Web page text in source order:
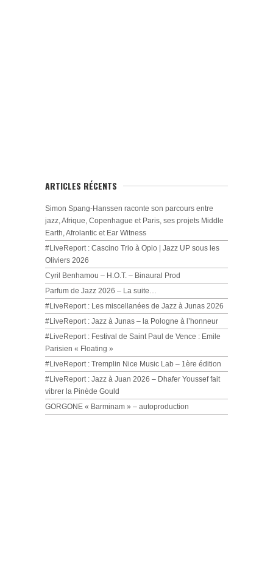
ARTICLES RÉCENTS
Simon Spang-Hanssen raconte son parcours entre
jazz, Afrique, Copenhague et Paris, ses projets Middle
Earth, Afrolantic et Ear Witness
#LiveReport : Cascino Trio à Opio | Jazz UP sous les
Oliviers 2026
Cyril Benhamou – H.O.T. – Binaural Prod
Parfum de Jazz 2026 – La suite…
#LiveReport : Les miscellanées de Jazz à Junas 2026
#LiveReport : Jazz à Junas – la Pologne à l’honneur
#LiveReport : Festival de Saint Paul de Vence : Emile
Parisien « Floating »
#LiveReport : Tremplin Nice Music Lab – 1ère édition
#LiveReport : Jazz à Juan 2026 – Dhafer Youssef fait
vibrer la Pinède Gould
GORGONE « Barminam » – autoproduction